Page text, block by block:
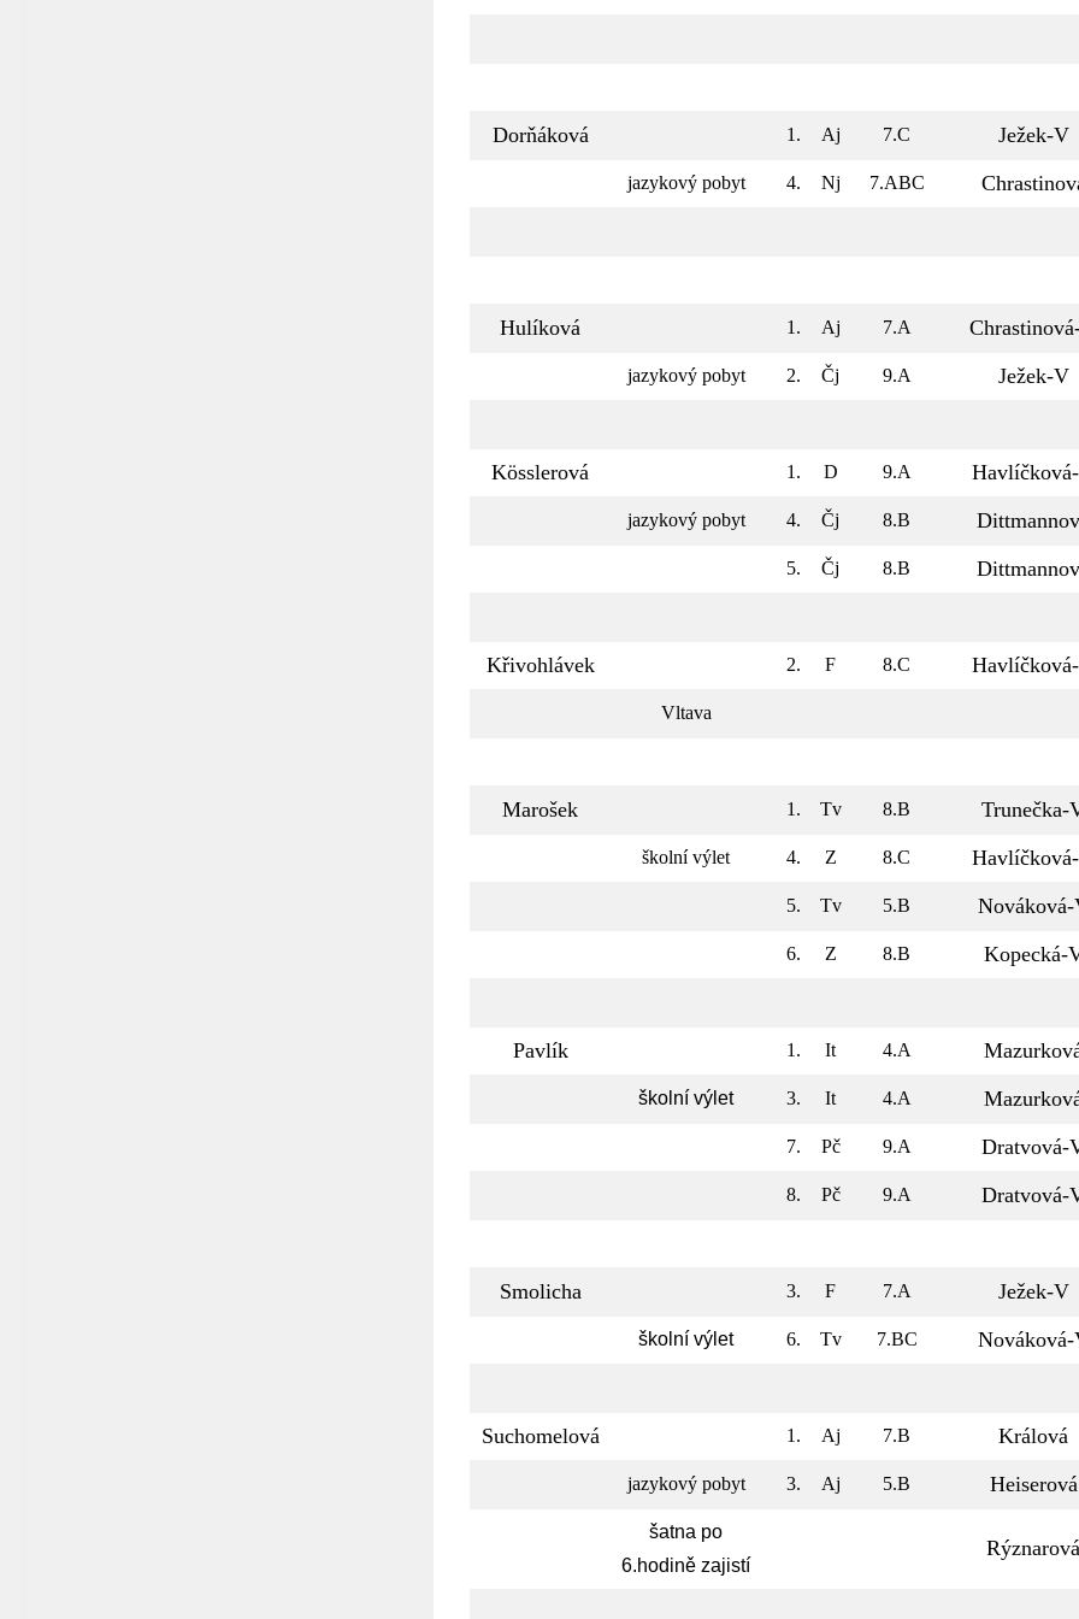
Dorňáková 1. Aj 7.C Ježek-V
jazykový pobyt 4. Nj 7.ABC
Hulíková 1. Aj 7.A
jazykový pobyt 2. Čj 9.A Ježek-V
Kösslerová 1. D 9.A
jazykový pobyt 4. Čj 8.B
5. Čj 8.B
Křivohlávek 2. F 8.C
Vltava
Marošek 1. Tv 8.B Trunečka-
školní výlet 4. Z 8.C
5. Tv 5.B
6. Z 8.B Kopecká-
Pavlík 1. It 4.A
školní výlet 3. It 4.A
7. Pč 9.A Dratvová-
8. Pč 9.A Dratvová-
Smolicha 3. F 7.A Ježek-V
školní výlet 6. Tv 7.BC
Suchomelová 1. Aj 7.B Králová
jazykový pobyt 3. Aj 5.B Heiserová
šatna po
6.hodině zajistí
Rýznarová